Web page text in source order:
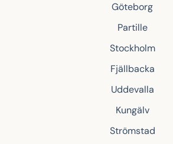
Göteborg
Partille
Stockholm
Fjällbacka
Uddevalla
Kungälv
Strömstad